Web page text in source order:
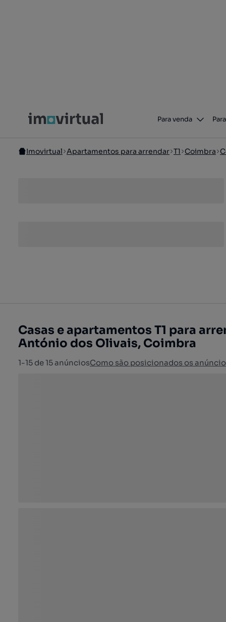
Para venda
Imovirtual Apartamentos para arrendar T1 Coimbra
Casas e apartamentos T1 para
António dos Olivais, Coimbra
1-15 de 15 anúnciosComo são posicionados os